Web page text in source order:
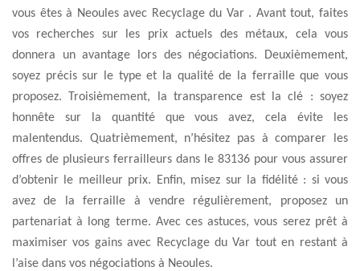
vous êtes à Neoules avec Recyclage du Var . Avant tout, faites
vos recherches sur les prix actuels des métaux, cela vous
donnera un avantage lors des négociations. Deuxièmement,
soyez précis sur le type et la qualité de la ferraille que vous
proposez. Troisièmement, la transparence est la clé : soyez
honnête sur la quantité que vous avez, cela évite les
malentendus. Quatrièmement, n’hésitez pas à comparer les
offres de plusieurs ferrailleurs dans le 83136 pour vous assurer
d’obtenir le meilleur prix. Enfin, misez sur la fidélité : si vous
avez de la ferraille à vendre régulièrement, proposez un
partenariat à long terme. Avec ces astuces, vous serez prêt à
maximiser vos gains avec Recyclage du Var tout en restant à
l’aise dans vos négociations à Neoules.